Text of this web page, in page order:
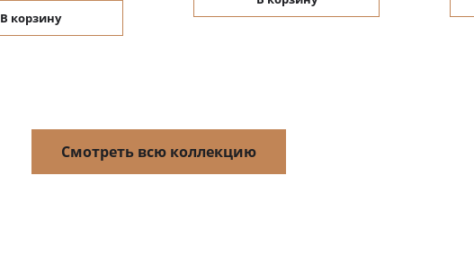
В корзину
Смотреть всю коллекцию